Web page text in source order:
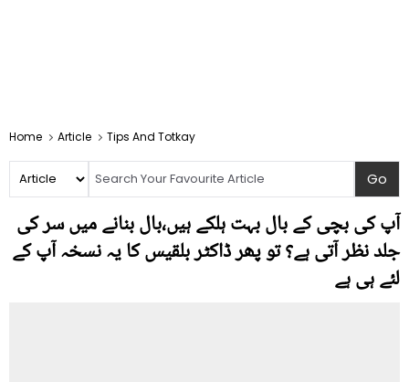
Home Article Tips And Totkay
آپ کی بچی کے بال بہت ہلکے ہیں،بال بنانے میں سر کی
جلد نظر آتی ہے؟ تو پھر ڈاکٹر بلقیس کا یہ نسخہ آپ کے
لئے ہی ہے